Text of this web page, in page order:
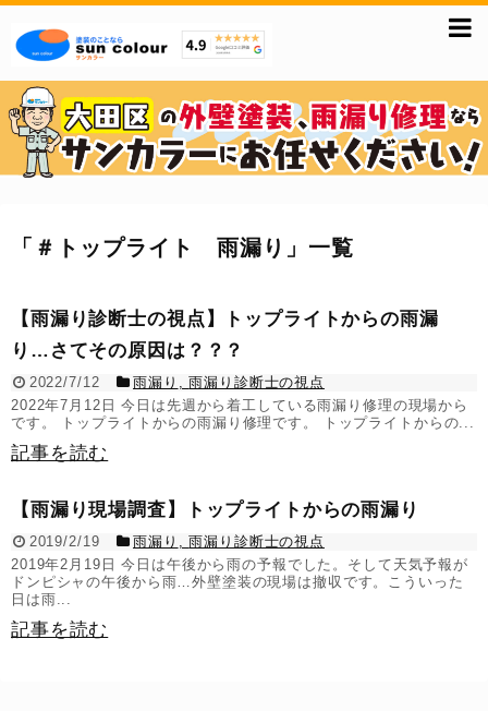
「 ＃トップライト 雨漏り 」 一覧
【雨漏り診断士の視点】トップライトからの雨漏
り…さてその原因は？？？
2022/7/12 雨漏り ,雨漏り診断士の視点
2022年7月12日 今日は先週から着工している雨漏り修理の現場から
です。 トップライトからの雨漏り修理です。 トップライトからの...
記事を読む
【雨漏り現場調査】トップライトからの雨漏り
2019/2/19 雨漏り ,雨漏り診断士の視点
2019年2月19日 今日は午後から雨の予報でした。そして天気予報が
ドンピシャの午後から雨…外壁塗装の現場は撤収です。こういった
日は雨...
記事を読む